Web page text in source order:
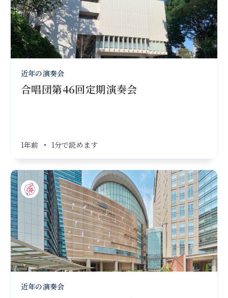
近年の演奏会
合唱団第46回定期演奏会
1年前 • 1分で読めます
近年の演奏会